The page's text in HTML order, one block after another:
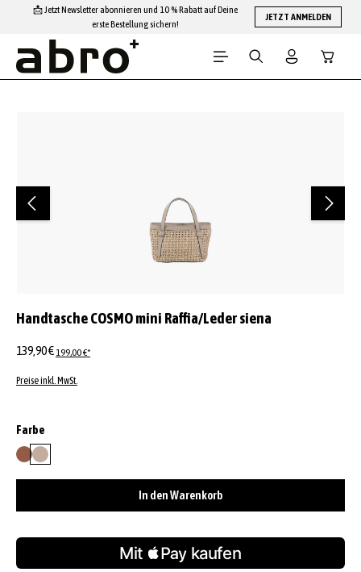
Zum Hauptinhalt springen
📩 Jetzt Newsletter abonnieren und 10 % Rabatt auf Deine
erste Bestellung sichern!
JETZT ANMELDEN
Handtasche COSMO mini Raffia/Leder siena
139,90 € 199,00 €*
Preise inkl. MwSt.
Farbe
caramel/cognac
siena
In den Warenkorb